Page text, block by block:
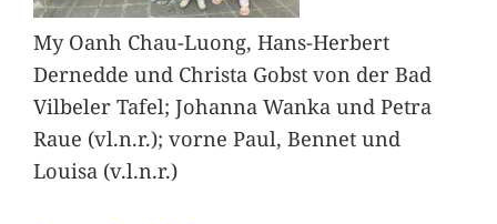
My Oanh Chau-Luong, Hans-Herbert
Dernedde und Christa Gobst von der Bad
Vilbeler Tafel; Johanna Wanka und Petra
Raue (vl.n.r.); vorne Paul, Bennet und
Louisa (v.l.n.r.)